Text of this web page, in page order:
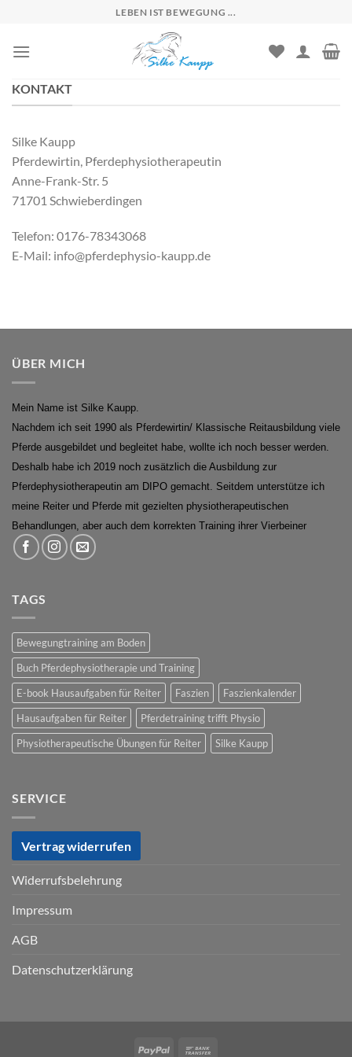
content
LEBEN IST BEWEGUNG ...
KONTAKT
Silke Kaupp
Pferdewirtin, Pferdephysiotherapeutin
Anne-Frank-Str. 5
71701 Schwieberdingen
Telefon: 0176-78343068
E-Mail: info@pferdephysio-kaupp.de
ÜBER MICH
Mein Name ist Silke Kaupp.
Nachdem ich seit 1990 als Pferdewirtin/ Klassische Reitausbildung viele
Pferde ausgebildet und begleitet habe, wollte ich noch besser werden.
Deshalb habe ich 2019 noch zusätzlich die Ausbildung zur
Pferdephysiotherapeutin am DIPO gemacht. Seitdem unterstütze ich
meine Reiter und Pferde mit gezielten physiotherapeutischen
Behandlungen, aber auch dem korrekten Training ihrer Vierbeiner
TAGS
Bewegungtraining am Boden
Buch Pferdephysiotherapie und Training
E-book Hausaufgaben für Reiter
Faszien
Faszienkalender
Hausaufgaben für Reiter
Pferdetraining trifft Physio
Physiotherapeutische Übungen für Reiter
Silke Kaupp
SERVICE
Vertrag widerrufen
Widerrufsbelehrung
Impressum
AGB
Datenschutzerklärung